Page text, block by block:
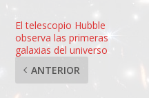
El telescopio Hubble
observa las primeras
galaxias del universo
ANTERIOR